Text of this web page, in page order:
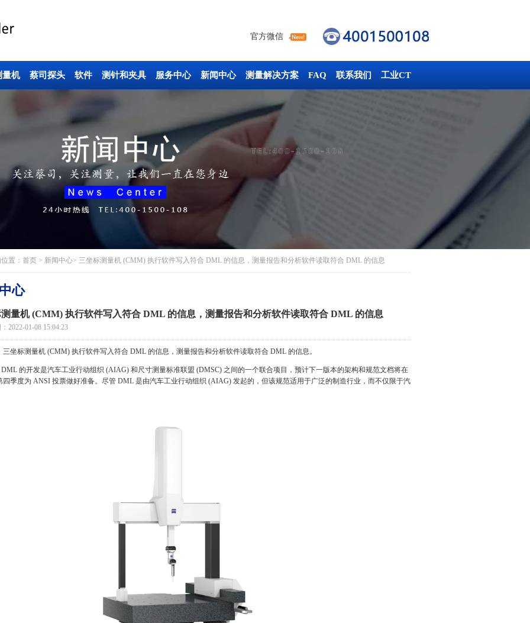
官方微信
量机 蔡司探头 软件 测针和夹具 服务中心 新闻中心 测量解决方案 FAQ 联系我们 工业CT
置： 首页 > 新闻中心> 三坐标测量机 (CMM) 执行软件写入符合 DML 的信息，测量报告和分析软件读取符合 DML 的信息
心
量机 (CMM) 执行软件写入符合 DML 的信息，测量报告和分析软件读取符合 DML 的信息
2022-01-08 15:04:23
三坐标测量机 (CMM) 执行软件写入符合 DML 的信息，测量报告和分析软件读取符合 DML 的信息。
的开发是汽车工业行动组织 (AIAG) 和尺寸测量标准联盟 (DMSC) 之间的一个联合项目，预计下一版本的架构和规范文档将在
四季度为 ANSI 投票做好准备。尽管 DML 是由汽车工业行动组织 (AIAG) 发起的，但该规范适用于广泛的制造行业，而不仅限于汽